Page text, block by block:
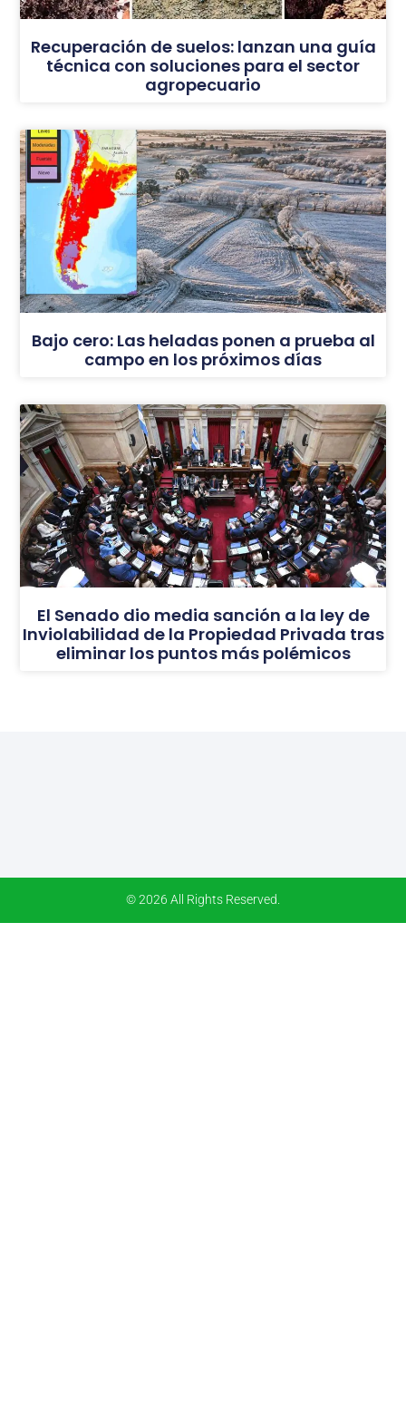
Recuperación de suelos: lanzan una guía
técnica con soluciones para el sector
agropecuario
Bajo cero: Las heladas ponen a prueba al
campo en los próximos días
El Senado dio media sanción a la ley de
Inviolabilidad de la Propiedad Privada tras
eliminar los puntos más polémicos
© 2026 All Rights Reserved.